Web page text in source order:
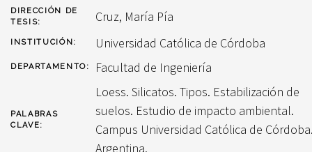
DIRECCIÓN DE
TESIS:
Cruz, María Pía
INSTITUCIÓN: Universidad Católica de Córdoba
DEPARTAMENTO: Facultad de Ingeniería
PALABRAS
CLAVE:
Loess. Silicatos. Tipos. Estabilización de
suelos. Estudio de impacto ambiental.
Campus Universidad Católica de
Argentina.